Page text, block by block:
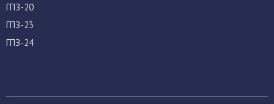
ГПЗ-20
ГПЗ-23
ГПЗ-24